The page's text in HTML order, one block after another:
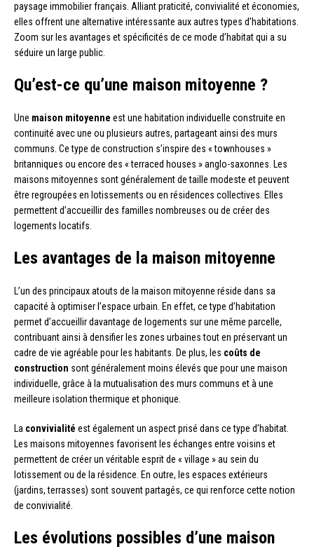
paysage immobilier français. Alliant praticité, convivialité et économies,
elles offrent une alternative intéressante aux autres types d’habitations.
Zoom sur les avantages et spécificités de ce mode d’habitat qui a su
séduire un large public.
Qu’est-ce qu’une maison mitoyenne ?
Une maison mitoyenne est une habitation individuelle construite en
continuité avec une ou plusieurs autres, partageant ainsi des murs
communs. Ce type de construction s’inspire des « townhouses »
britanniques ou encore des « terraced houses » anglo-saxonnes. Les
maisons mitoyennes sont généralement de taille modeste et peuvent
être regroupées en lotissements ou en résidences collectives. Elles
permettent d’accueillir des familles nombreuses ou de créer des
logements locatifs.
Les avantages de la maison mitoyenne
L’un des principaux atouts de la maison mitoyenne réside dans sa
capacité à optimiser l’espace urbain. En effet, ce type d’habitation
permet d’accueillir davantage de logements sur une même parcelle,
contribuant ainsi à densifier les zones urbaines tout en préservant un
cadre de vie agréable pour les habitants. De plus, les coûts de
construction sont généralement moins élevés que pour une maison
individuelle, grâce à la mutualisation des murs communs et à une
meilleure isolation thermique et phonique.
La convivialité est également un aspect prisé dans ce type d’habitat.
Les maisons mitoyennes favorisent les échanges entre voisins et
permettent de créer un véritable esprit de « village » au sein du
lotissement ou de la résidence. En outre, les espaces extérieurs
(jardins, terrasses) sont souvent partagés, ce qui renforce cette notion
de convivialité.
Les évolutions possibles d’une maison